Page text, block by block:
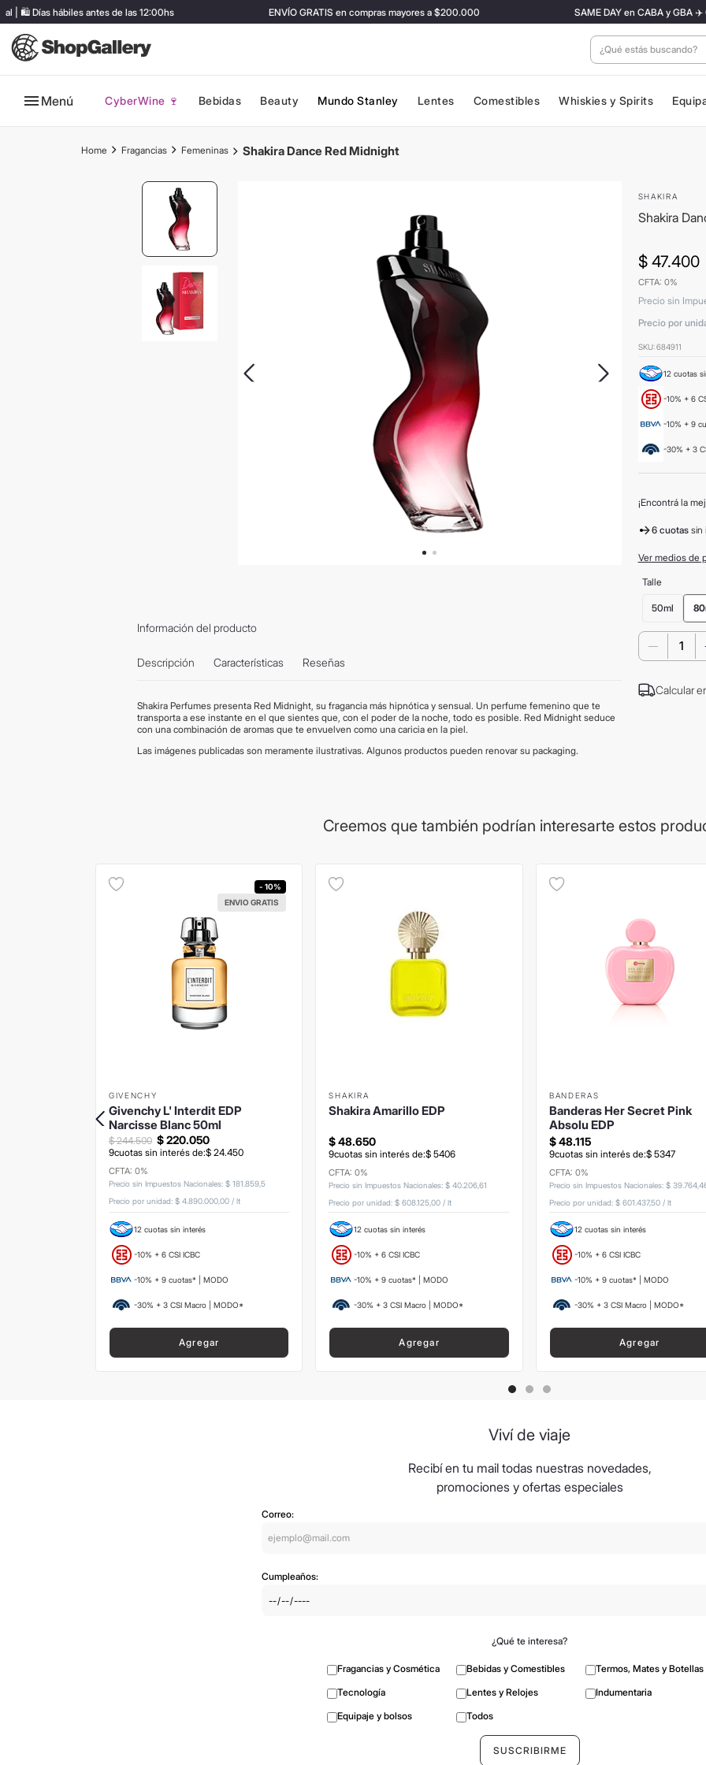
🛍️ Días hábiles antes de las 12:00hs ENVÍO GRATIS en compras mayores a $200.000 SAME DAY en CABA y GBA ✈️
¿Qué estás
Menú CyberWine 🍷 Bebidas Beauty Mundo Stanley Lentes Comestibles Whiskies y Spirits
Fragancias Femeninas Shakira Dance Red Midnight
Información del producto
Descripción Características Reseñas
Shakira Perfumes presenta Red Midnight, su fragancia más hipnótica y sensual. Un perfume femenino que te
transporta a ese instante en el que sientes que, con el poder de la noche, todo es posible. Red Midnight seduce
con una combinación de aromas que te envuelven como una caricia en la piel.
Las imágenes publicadas son meramente ilustrativas. Algunos productos pueden renovar su packaging.
SHAKIRA
Shakira
$ 47.400
CFTA: 0%
Precio sin
Precio por
SKU:684911
12 cuotas
-10% + 6
-10% + 9
-30% + 3
¡Encontrá la
6 cuotas sin
Ver medios de
Talle
50ml
－
Calcular
Creemos que también podrían interesarte estos
- 10%
ENVIO GRATIS
GIVENCHY
Givenchy L' Interdit EDP
Narcisse Blanc 50ml
$220.050
$ 244.500
9cuotas sin interés de:$ 24.450
CFTA: 0%
Precio sin Impuestos Nacionales: $ 181 859,5
Precio por unidad: $ 4.890.000,00/ lt
12 cuotas sin interés
-10% + 6 CSI ICBC
-10% + 9 cuotas* | MODO
-30% + 3 CSI Macro | MODO*
Agregar
SHAKIRA
Shakira Amarillo EDP
$ 48.650
9cuotas sin interés de:$ 5406
CFTA: 0%
Precio sin Impuestos Nacionales:$ 40.206,61
Precio por unidad:$ 608.125,00 /lt
12 cuotas sin interés
-10% + 6 CSI ICBC
-10% + 9 cuotas* | MODO
-30% + 3 CSI Macro | MODO*
Agregar
BANDERAS
Banderas Her Secret Pink
Absolu EDP
$48.115
9cuotas sin interés de:$ 5347
CFTA: 0%
Precio sin Impuestos Nacionales: $ 39.764,
Precio por unidad: $ 601.437,50/ lt
12 cuotas sin interés
-10% + 6 CSI ICBC
-10% + 9 cuotas* | MODO
-30% + 3 CSI Macro | MODO*
Agregar
Viví de viaje
Recibí en tu mail todas nuestras novedades,
promociones y ofertas especiales
Correo:
Cumpleaños:
¿Qué te interesa?
Fragancias y Cosmética Bebidas y Comestibles
Termos, Mates y Botellas
Tecnología
Lentes y Relojes
Indumentaria
Equipaje y bolsos
Todos